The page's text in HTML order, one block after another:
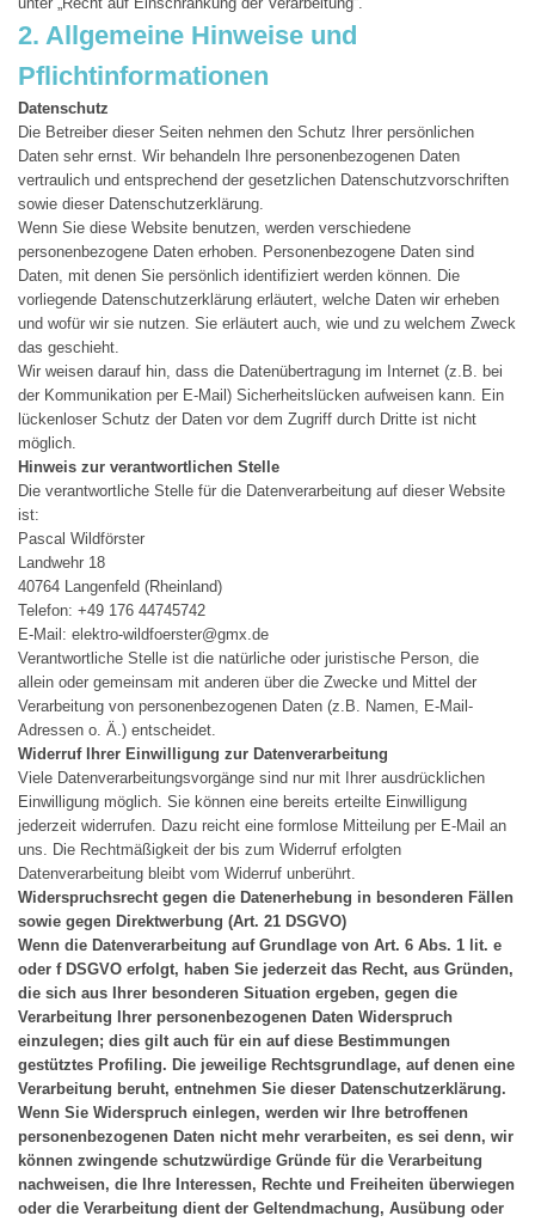
2. Allgemeine Hinweise und
Pflichtinformationen
Datenschutz
Die Betreiber dieser Seiten nehmen den Schutz Ihrer persönlichen
Daten sehr ernst. Wir behandeln Ihre personenbezogenen Daten
vertraulich und entsprechend der gesetzlichen Datenschutzvorschriften
sowie dieser Datenschutzerklärung.
Wenn Sie diese Website benutzen, werden verschiedene
personenbezogene Daten erhoben. Personenbezogene Daten sind
Daten, mit denen Sie persönlich identifiziert werden können. Die
vorliegende Datenschutzerklärung erläutert, welche Daten wir erheben
und wofür wir sie nutzen. Sie erläutert auch, wie und zu welchem Zweck
das geschieht.
Wir weisen darauf hin, dass die Datenübertragung im Internet (z.B. bei
der Kommunikation per E-Mail) Sicherheitslücken aufweisen kann. Ein
lückenloser Schutz der Daten vor dem Zugriff durch Dritte ist nicht
möglich.
Hinweis zur verantwortlichen Stelle
Die verantwortliche Stelle für die Datenverarbeitung auf dieser Website
ist:
Pascal Wildförster
Landwehr 18
40764 Langenfeld (Rheinland)
Telefon: +49 176 44745742
E-Mail: elektro-wildfoerster@gmx.de
Verantwortliche Stelle ist die natürliche oder juristische Person, die
allein oder gemeinsam mit anderen über die Zwecke und Mittel der
Verarbeitung von personenbezogenen Daten (z.B. Namen, E-Mail-
Adressen o. Ä.) entscheidet.
Widerruf Ihrer Einwilligung zur Datenverarbeitung
Viele Datenverarbeitungsvorgänge sind nur mit Ihrer ausdrücklichen
Einwilligung möglich. Sie können eine bereits erteilte Einwilligung
jederzeit widerrufen. Dazu reicht eine formlose Mitteilung per E-Mail an
uns. Die Rechtmäßigkeit der bis zum Widerruf erfolgten
Datenverarbeitung bleibt vom Widerruf unberührt.
Widerspruchsrecht gegen die Datenerhebung in besonderen Fällen
sowie gegen Direktwerbung (Art. 21 DSGVO)
Wenn die Datenverarbeitung auf Grundlage von Art. 6 Abs. 1 lit. e
oder f DSGVO erfolgt, haben Sie jederzeit das Recht, aus Gründen,
die sich aus Ihrer besonderen Situation ergeben, gegen die
Verarbeitung Ihrer personenbezogenen Daten Widerspruch
einzulegen; dies gilt auch für ein auf diese Bestimmungen
gestütztes Profiling. Die jeweilige Rechtsgrundlage, auf denen eine
Verarbeitung beruht, entnehmen Sie dieser Datenschutzerklärung.
Wenn Sie Widerspruch einlegen, werden wir Ihre betroffenen
personenbezogenen Daten nicht mehr verarbeiten, es sei denn, wir
können zwingende schutzwürdige Gründe für die Verarbeitung
nachweisen, die Ihre Interessen, Rechte und Freiheiten überwiegen
oder die Verarbeitung dient der Geltendmachung, Ausübung oder